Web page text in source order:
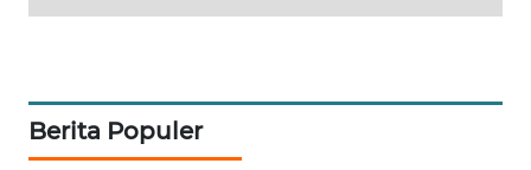
Berita Populer
JURNAL